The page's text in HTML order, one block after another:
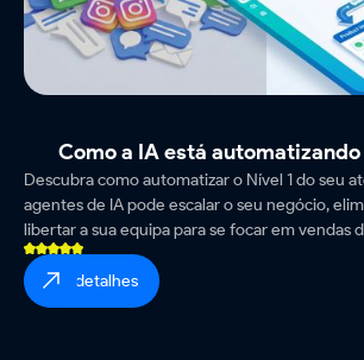
Como a IA está automatizando o
Atendimento e Escalando
Descubra como automatizar o Nível 1 do seu
agentes de IA pode escalar o seu negócio,
libertar a sua equipa para se focar em vendas
ver detalhes